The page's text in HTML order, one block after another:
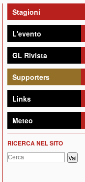
Stagioni
L'evento
GL Rivista
Supporters
Links
Meteo
RICERCA NEL SITO